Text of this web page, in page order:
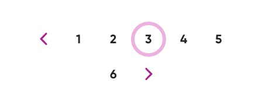
Prejšnja stran
1 2 3 4 5
6 Nova stran